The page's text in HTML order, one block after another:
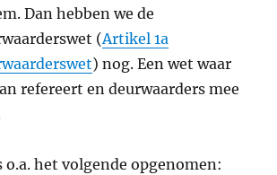
Dan hebben we de
(Artikel 1a
) nog. Een wet waar
refereert en deurwaarders mee
o.a. het volgende opgenomen: